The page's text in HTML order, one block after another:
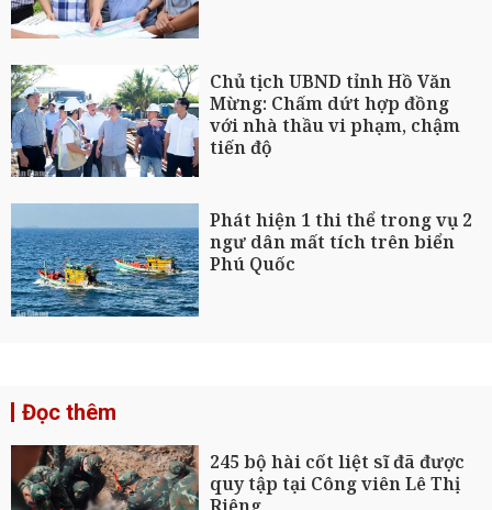
Chủ tịch UBND tỉnh Hồ Văn
Mừng: Chấm dứt hợp đồng
với nhà thầu vi phạm, chậm
tiến độ
Phát hiện 1 thi thể trong vụ 2
ngư dân mất tích trên biển
Phú Quốc
Đọc thêm
245 bộ hài cốt liệt sĩ đã được
quy tập tại Công viên Lê Thị